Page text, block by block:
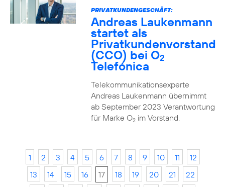
PRIVATKUNDENGESCHÄFT:
Andreas Laukenmann
startet als
Privatkundenvorstand
(CCO) bei O2
Telefónica
Telekommunikationsexperte
Andreas Laukenmann übernimmt
ab September 2023 Verantwortung
für Marke O2im Vorstand.
1 2 3 4 5 6 7 8 9 10 11
12
13
14 15 16 17 18 19 20 21
22